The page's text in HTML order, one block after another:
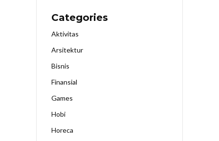
Categories
Aktivitas
Arsitektur
Bisnis
Finansial
Games
Hobi
Horeca